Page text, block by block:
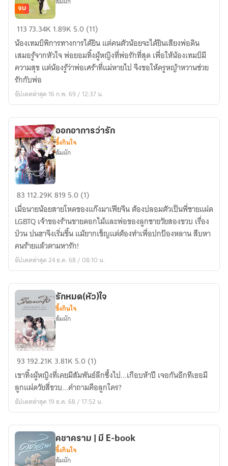
ห่าน
ดิน
กิน
หญ้า(อ่อน)
|
Meaningful
Silence
จบ
11373.34K 1.89K 5.0 (11)
น้องเทมป์พิการทางการได้ยิน แต่คนตัวน้อยจะได้ยินเสียงพ่อดิน
เสมอรู้จากหัวใจ พ่อยอมทิ้งผู้หญิงที่พ่อรักที่สุด เพื่อให้น้องเทมป์มี
ความสุข แต่น้องรู้ว่าพ่อเศร้าที่แม่หายไป จึงขอให้ครูหญ้าหวานช่วย
รักกับพ่อ
อัปเดตล่าสุด 16 ก.พ. 69 / 12:37 น.
ออก
อาการ
ว่า
รัก
ออกอาการว่ารัก
ซึ้งกินใจ
ส้มผัก
83 112.29K819 5.0 (1)
เมื่อนายน้อยสายโหดของแก๊งมาเฟียจีน ต้องปลอมตัวเป็นพี่ชายแฝด
LGBTQ เจ้าของร้านขายดอกไม้และพ่อของลูกชายวัยสองขวบ เรื่อง
ป่วน ปนฮาจึงเริ่มขึ้น แม้ยากเข็ญแต่ต้องทำเพื่อปกป้องหลาน สืบหา
คนร้ายแล้วตามหารัก!
อัปเดตล่าสุด 24 ธ.ค. 68 / 08:10 น.
รัก
หมด(หัว)ใจ
รักหมด(หัว)ใจ
ซึ้งกินใจ
ส้มผัก
93 192.21K 3.81K 5.0 (1)
เขาทิ้งผู้หญิงที่เคยมีสัมพันธ์ลึกซึ้งไป...เกือบห้าปี เจอกันอีกทีเธอมี
ลูกแฝดวัยสี่ขวบ...คำถามคือลูกใคร?
อัปเดตล่าสุด 19 ธ.ค. 68 / 17:52 น.
คชาคราม | มี E-book
ซึ้งกินใจ
ส้มผัก